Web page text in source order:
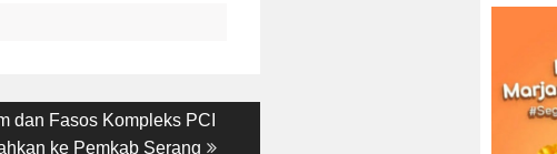
dan Fasos Kompleks PCI
ke Pemkab Serang